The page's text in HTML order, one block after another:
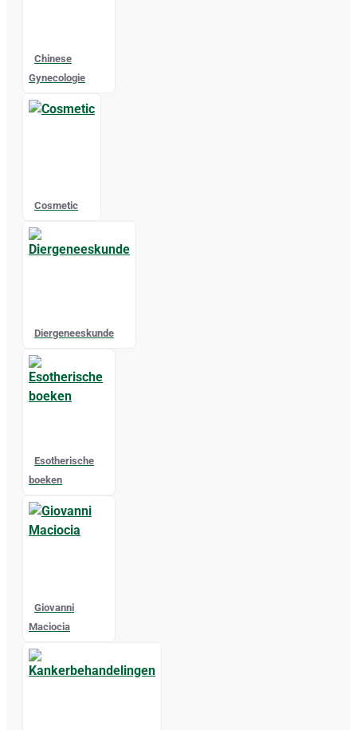
Chinese
Gynecologie
Cosmetic
Diergeneeskunde
Esotherische
boeken
Giovanni
Maciocia